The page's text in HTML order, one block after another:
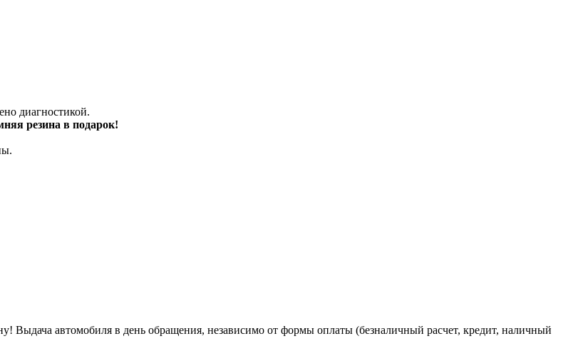
диагностикой.
резина в подарок!
Выдача автомобиля в день обращения, независимо от формы оплаты (безналичный расчет, кредит, наличный